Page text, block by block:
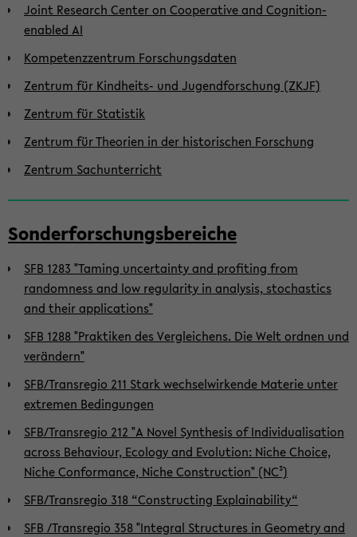
Joint Research Center on Cooperative and Cognition-
enabled AI
Kompetenzzentrum Forschungsdaten
Zentrum für Kindheits- und Jugendforschung (ZKJF)
Zentrum für Statistik
Zentrum für Theorien in der historischen Forschung
Zentrum Sachunterricht
Sonderforschungsbereiche
SFB 1283 "Taming uncertainty and profiting from
randomness and low regularity in analysis, stochastics
and their applications"
SFB 1288 "Praktiken des Vergleichens. Die Welt ordnen und
verändern"
SFB/Transregio 211 Stark wechselwirkende Materie unter
extremen Bedingungen
SFB/Transregio 212 "A Novel Synthesis of Individualisation
across Behaviour, Ecology and Evolution: Niche Choice,
Niche Conformance, Niche Construction" (NC³)
SFB/Transregio 318 “Constructing Explainability“
SFB /Transregio 358 "Integral Structures in Geometry and